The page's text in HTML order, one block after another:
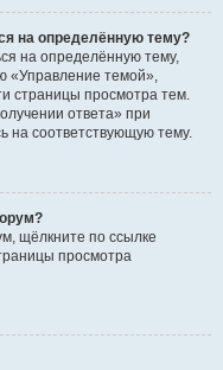
на определённую тему?
на определённую тему,
«Управление темой»,
страницы просмотра тем.
ответа» при
на соответствующую тему.
щёлкните по ссылке
просмотра